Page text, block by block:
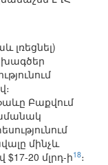
լռեցնել)
Բաքվում
մինչև
20 մլրդ-ի18։